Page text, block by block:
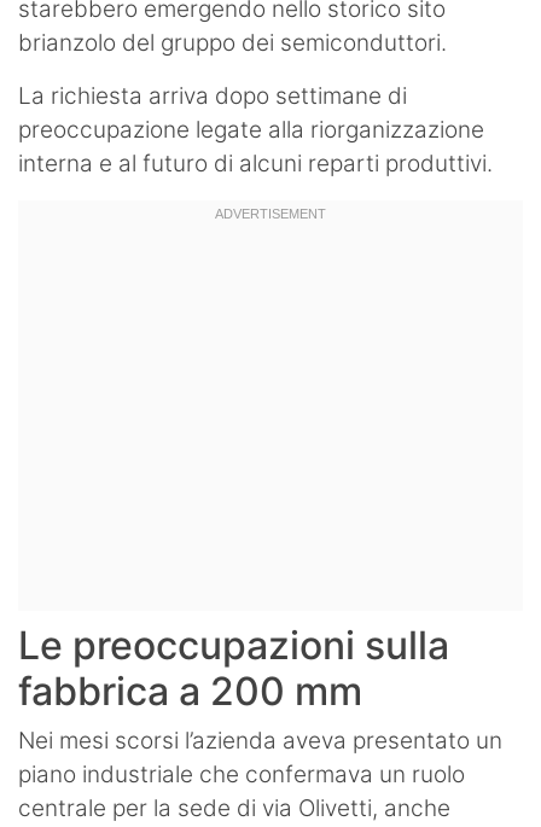
starebbero emergendo nello storico sito
brianzolo del gruppo dei semiconduttori.
La richiesta arriva dopo settimane di
preoccupazione legate alla riorganizzazione
interna e al futuro di alcuni reparti produttivi.
Le preoccupazioni sulla
fabbrica a 200 mm
Nei mesi scorsi l’azienda aveva presentato un
piano industriale che confermava un ruolo
centrale per la sede di via Olivetti, anche